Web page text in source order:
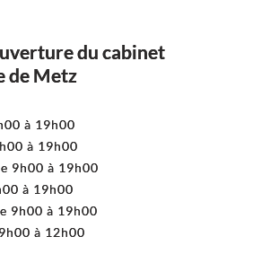
du cabinet
de Metz
à 19h00
à 19h00
9h00 à 19h00
à 19h00
9h00 à 19h00
à 12h00